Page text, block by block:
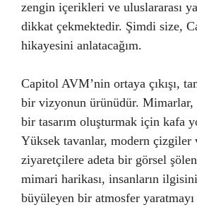
zengin içerikleri ve uluslararası
dikkat çekmektedir. Şimdi size,
hikayesini anlatacağım.
Capitol AVM’nin ortaya çıkışı,
bir vizyonun ürünüdür. Mimarlar,
bir tasarım oluşturmak için kafa
Yüksek tavanlar, modern çizgiler
ziyaretçilere adeta bir görsel
mimari harikası, insanların
büyüleyen bir atmosfer yaratmayı